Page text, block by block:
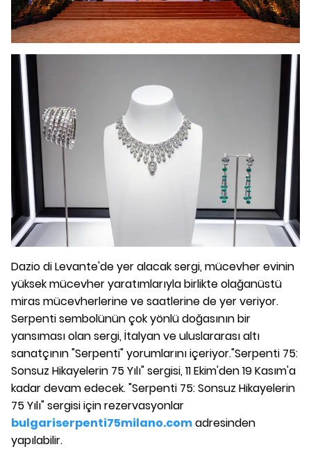
Dazio di Levante'de yer alacak sergi, mücevher evinin
yüksek mücevher yaratımlarıyla birlikte olağanüstü
miras mücevherlerine ve saatlerine de yer veriyor.
Serpenti sembolünün çok yönlü doğasının bir
yansıması olan sergi, İtalyan ve uluslararası altı
sanatçının "Serpenti" yorumlarını içeriyor."Serpenti 75:
Sonsuz Hikayelerin 75 Yılı" sergisi, 11 Ekim'den 19 Kasım'a
kadar devam edecek. "Serpenti 75: Sonsuz Hikayelerin
75 Yılı" sergisi için rezervasyonlar
bulgariserpenti75milano.comadresinden
yapılabilir.